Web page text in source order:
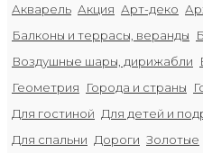
Акварель Акция Арт-деко
Балконы и террасы, веранды
Воздушные шары, дирижабли
Геометрия
Города и страны
Для гостиной Для детей и
Для спальни Дороги Золотые